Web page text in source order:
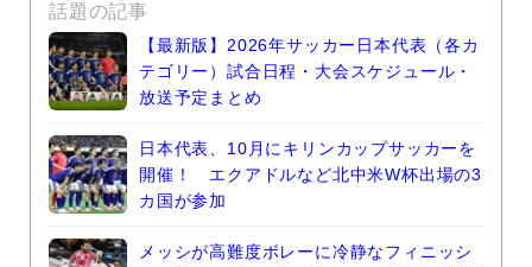
話題の記事
【最新版】2026年サッカー日本代表（各カ
テゴリー）試合日程・大会スケジュール・
放送予定まとめ
日本代表、10月にキリンカップサッカーを
開催！ エクアドルなど北中米W杯出場の3
カ国が参加
メッシが高難度ボレーに冷静なフィニッシ